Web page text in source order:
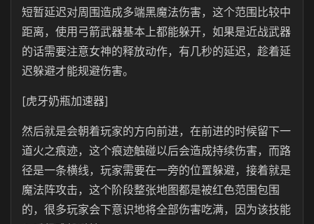
短暂延迟对周围造成多端黑魔法伤害，这个范围比较中
距离，使用弓箭武器基本上都能躲开，如果是近战武器
的话需要注意女神的释放动作，有几秒的延迟，趁着延
迟躲避才能规避伤害。
[虎牙奶瓶加速器]
然后就是会朝着玩家的方向前进，在前进的时候留下一
道火之痕迹，这个痕迹触碰以后会造成持续伤害，而路
径是一条横线，玩家需要在一旁的位置躲避，接着就是
魔法阵攻击，这个阶段整张地图都是被红色范围包围
的，很多玩家会下意识地将全部伤害吃满，因为该技能